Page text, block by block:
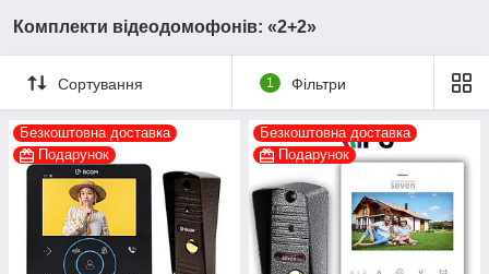
Комплекти відеодомофонів: «2+2»
Сортування 1 Фільтри
Безкоштовна доставка
Подарунок
Безкоштовна доставка
Подарунок